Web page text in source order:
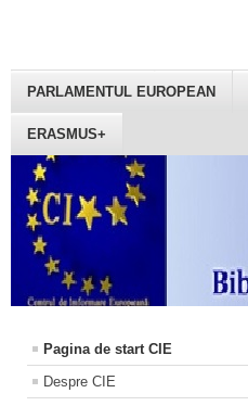
PARLAMENTUL EUROPEAN
ERASMUS+
Pagina de start CIE
Despre CIE